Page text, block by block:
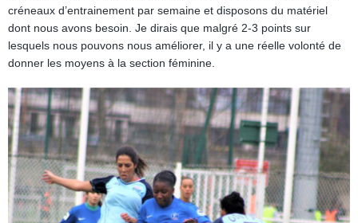
créneaux d’entrainement par semaine et disposons du matériel
dont nous avons besoin. Je dirais que malgré 2-3 points sur
lesquels nous pouvons nous améliorer, il y a une réelle volonté de
donner les moyens à la section féminine.